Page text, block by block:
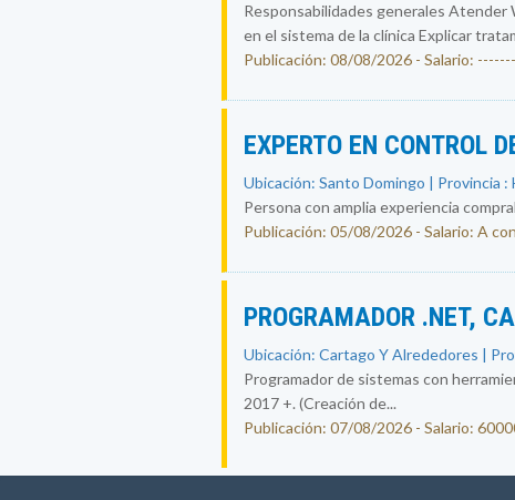
Responsabilidades generales Atender
en el sistema de la clínica Explicar
Publicación: 08/08/2026 - Salario:
EXPERTO EN CONTROL
Ubicación: Santo Domingo | Provincia :
Persona con amplia experiencia
Publicación: 05/08/2026 - Salario: A
PROGRAMADOR .NET,
Ubicación: Cartago Y Alrededores |
Programador de sistemas con
2017 +. (Creación de...
Publicación: 07/08/2026 - Salario: